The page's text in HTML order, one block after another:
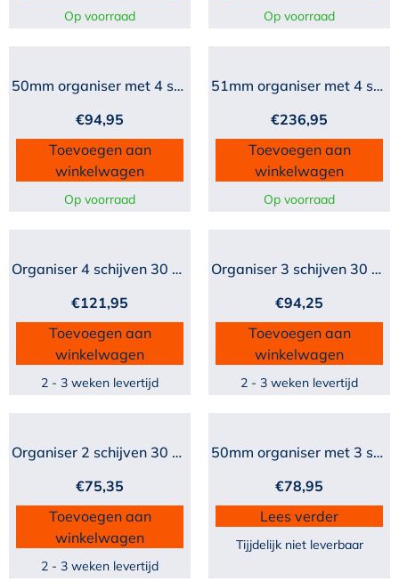
Op voorraad Op voorraad
Op voorraad
50mm organiser met 4 schi...
€94,95
Toevoegen aan
winkelwagen
Op voorraad
51mm organiser met 4 schi...
€236,95
Toevoegen aan
winkelwagen
2 - 3 weken levertijd
Organiser 4 schijven 30 m...
€121,95
Toevoegen aan
winkelwagen
2 - 3 weken levertijd
Organiser 3 schijven 30 m...
€94,25
Toevoegen aan
winkelwagen
2 - 3 weken levertijd
Organiser 2 schijven 30 m...
€75,35
Toevoegen aan
winkelwagen
Tijjdelijk niet leverbaar
50mm organiser met 3 schi...
€78,95
Lees verder